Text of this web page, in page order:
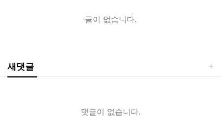
글이 없습니다.
새댓글
댓글이 없습니다.